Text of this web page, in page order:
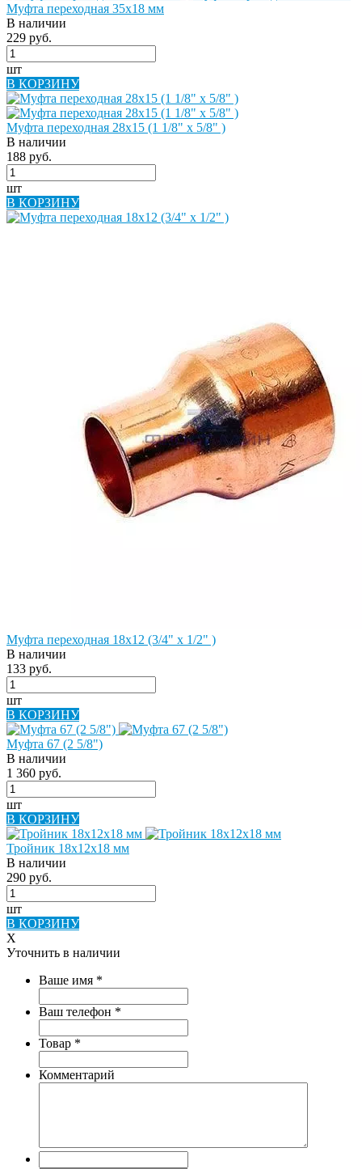
Муфта переходная 35х18 мм
В наличии
229 руб.
шт
В КОРЗИНУ
Муфта переходная 28х15 (1 1/8" х 5/8" )
В наличии
188 руб.
шт
В КОРЗИНУ
Муфта переходная 18х12 (3/4" х 1/2" )
В наличии
133 руб.
шт
В КОРЗИНУ
Муфта 67 (2 5/8")
В наличии
1 360 руб.
шт
В КОРЗИНУ
Тройник 18х12х18 мм
В наличии
290 руб.
шт
В КОРЗИНУ
X
Уточнить в наличии
Ваше имя *
Ваш телефон *
Товар *
Комментарий